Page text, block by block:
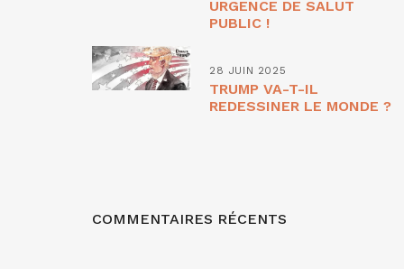
URGENCE DE SALUT
PUBLIC !
28 JUIN 2025
TRUMP VA-T-IL
REDESSINER LE MONDE ?
COMMENTAIRES RÉCENTS